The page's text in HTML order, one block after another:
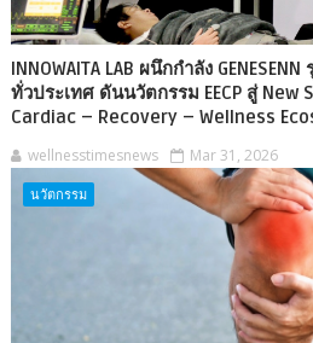
INNOWAITA LAB ผนึกกำลัง
ทั่วประเทศ ดันนวัตกรรม EECP สู่ New
Cardiac – Recovery – Wellness
wellnesstimesnews Mar 31, 2026
นวัตกรรม